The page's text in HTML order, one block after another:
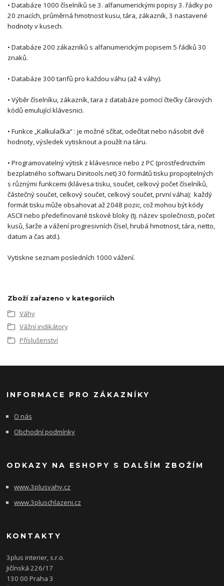
• Databáze 1000 číselníků se 3. alfanumerickými popisy 3. řádky po
20 znacích, průměrná hmotnost kusu, tára, zákazník, 3 nastavené
hodnoty v kusech.
• Databáze 200 zákazníků s alfanumerickým popisem 5 řádků 30
znaků.
• Databáze 300 tarifů pro každou váhu (až 4 váhy).
• Výběr číselníku, zákazník, tara z databáze pomocí čtečky čárových
kódů emulující klávesnici.
• Funkce „Kalkulačka“ : je možné sčítat, odečítat nebo násobit dvě
hodnoty, výsledek vytisknout a použít na táru.
• Programovatelný výtisk z klávesnice nebo z PC (prostřednictvím
bezplatného softwaru Dinitools.net) 30 formátů tisku propojitelných
s různými funkcemi (klávesa tisku, součet, celkový počet číselníků,
částečný součet, celkový součet, celkový součet, první váha); každý
formát tisku může obsahovat až 2048 pozic, což mohou být kódy
ASCII nebo předefinované tiskové bloky (tj. název společnosti, počet
kusů, šarže a vážení progresivních čísel, hrubá hmotnost, tára, netto,
datum a čas atd.).
Vytiskne seznam posledních 1000 vážení.
Zboží zařazeno v kategoriích
Váhy
Vážní indikátory
Příslušenství
INFORMACE PRO ZÁKAZNÍKY
O nás
Obchodní podmínky
ODKAZY NA ESHOPY S DALŠÍM ZBOŽÍM
www.3plusvahy.cz
www.3pluschlazeni.cz
KONTAKTY
3plus interier, s.r.o.
Jičínská 226/17
130 00 Praha 3